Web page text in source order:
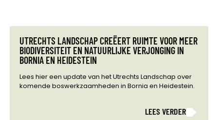
UTRECHTS LANDSCHAP CREËERT RUIMTE VOOR MEER
BIODIVERSITEIT EN NATUURLIJKE VERJONGING IN
BORNIA EN HEIDESTEIN
Lees hier een update van het Utrechts Landschap over
komende boswerkzaamheden in Bornia en Heidestein.
LEES VERDER